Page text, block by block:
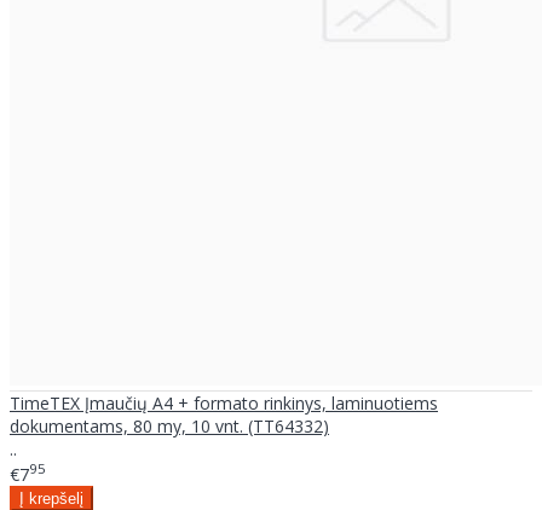
TimeTEX Įmaučių A4 + formato rinkinys, laminuotiems
dokumentams, 80 my, 10 vnt. (TT64332)
..
€795